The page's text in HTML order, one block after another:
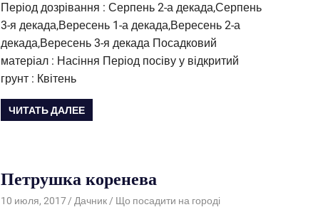
Період дозрівання : Серпень 2-а декада,Серпень
3-я декада,Вересень 1-а декада,Вересень 2-а
декада,Вересень 3-я декада Посадковий
матеріал : Насіння Період посіву у відкритий
грунт : Квітень
ЧИТАТЬ ДАЛЕЕ
Петрушка коренева
10 июля, 2017 Дачник Що посадити на городі